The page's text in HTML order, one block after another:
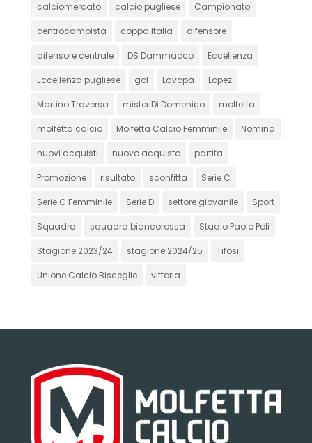
calciomercato calcio pugliese Campionato
centrocampista coppa italia difensore
difensore centrale DS Dammacco Eccellenza
Eccellenza pugliese gol Lavopa Lopez
Martino Traversa mister Di Domenico molfetta
molfetta calcio Molfetta Calcio Femminile Nomina
nuovi acquisti nuovo acquisto partita
Promozione risultato sconfitta Serie C
Serie C Femminile Serie D settore giovanile Sport
Squadra squadra biancorossa Stadio Paolo Poli
Stagione 2023/24 stagione 2024/25 Tifosi
Unione Calcio Bisceglie vittoria